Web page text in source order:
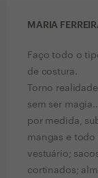
MARIA
Faço todo o
de costura.
Torno
sem ser
por medida,
mangas e
vestuário;
cortinados;